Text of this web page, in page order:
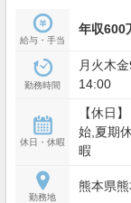
給与・手当
年収600
勤務時間
月火木
14:00
休日・休暇
【休日
始,夏期
暇
勤務地
熊本県